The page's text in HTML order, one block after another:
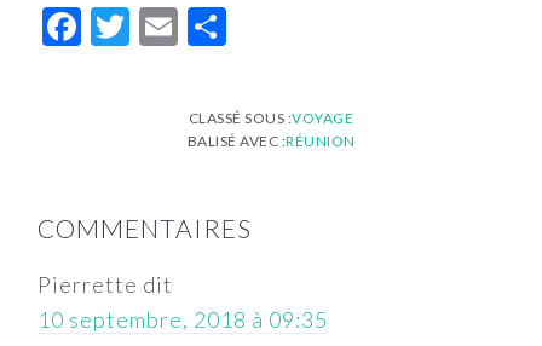
Facebook
Twitter
Email
CLASSÉ SOUS :VOYAGE
BALISÉ AVEC :RÉUNION
DU
LECTEUR
COMMENTAIRES
Pierrette dit
10 septembre, 2018 à 09:35